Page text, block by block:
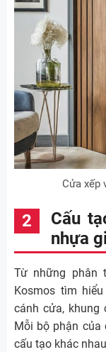
Cửa xếp
Cấu
nhựa
Từ những phân
Kosmos tìm
cánh cửa, khung
Mỗi bộ phận của
cấu tạo khác